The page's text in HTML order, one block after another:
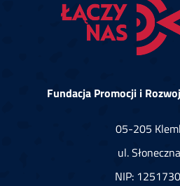
Fundacja Promocji i
05-205
ul.
NIP: